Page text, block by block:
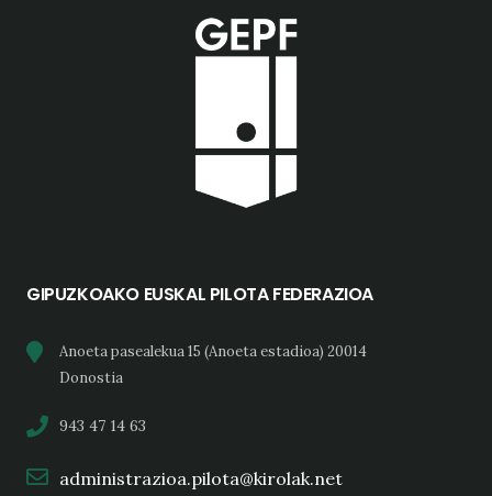
GIPUZKOAKO EUSKAL PILOTA FEDERAZIOA
Anoeta pasealekua 15 (Anoeta estadioa) 20014
Donostia
943 47 14 63
administrazioa.pilota@kirolak.net